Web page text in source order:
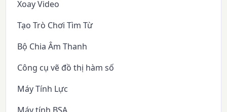
Xoay Video
Tạo Trò Chơi Tìm Từ
Bộ Chia Âm Thanh
Công cụ vẽ đồ thị hàm số
Máy Tính Lực
Máy tính BSA